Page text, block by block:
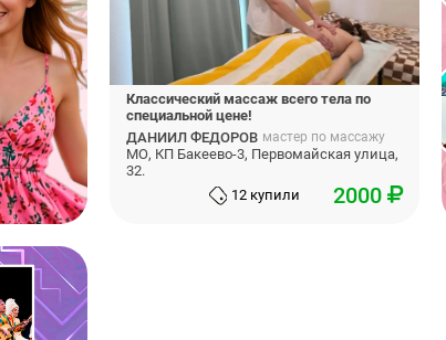
Классический массаж всего тела по
специальной цене!
ДАНИИЛ ФЕДОРОВ мастер по массажу
МО, КП Бакеево-3, Первомайская улица,
32.
12 купили
2000